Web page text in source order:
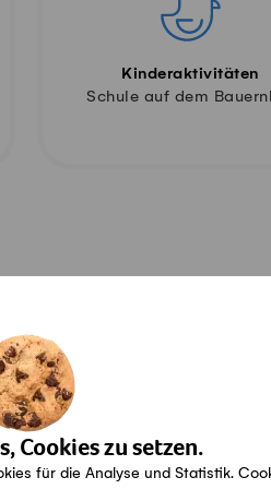
Cookies zu setzen.
für die Analyse und Statistik.
Kinderaktivitäten
Schule auf dem
Garantie